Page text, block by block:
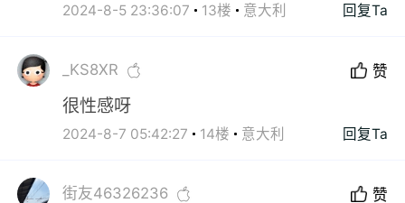
2024-8-5 23:36:07 13楼 意大利 回复Ta
_KS8XR 赞
很性感呀
2024-8-7 05:42:27 14楼 意大利 回复Ta
街友46326236 赞